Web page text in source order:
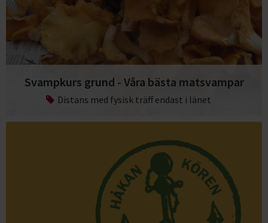
Svampkurs grund - Våra bästa matsvampar
Distans med fysisk träff endast i länet